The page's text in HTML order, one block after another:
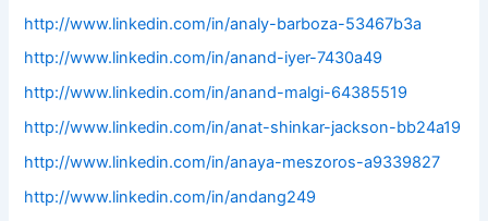
http://www.linkedin.com/in/analy-barboza-53467b3a
http://www.linkedin.com/in/anand-iyer-7430a49
http://www.linkedin.com/in/anand-malgi-64385519
http://www.linkedin.com/in/anat-shinkar-jackson-bb24a19
http://www.linkedin.com/in/anaya-meszoros-a9339827
http://www.linkedin.com/in/andang249